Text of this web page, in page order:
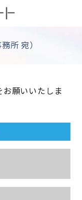
所 宛）
願いいたしま